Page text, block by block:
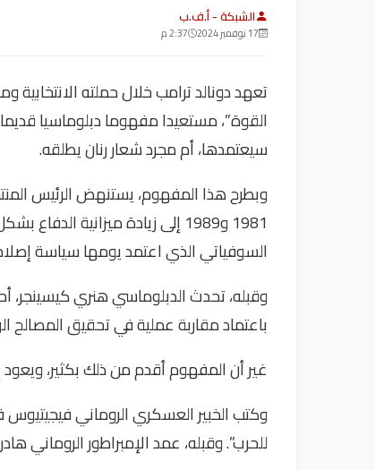
الشبكة - أ.ف.ب
17 نوفمبر 2024 2:37 م
تعهد دونالد ترامب خلال حملته
القوة”، مستعيدا مفهوما دبلوماسيا
سيعتمدها، أم مجرد شعار رنان يطلقه.
وبطرح هذا المفهوم، يستنهض الرئيس
1981 و1989 إلى زيادة ميزانية
السوفياتي الذي اعتمد يومها سياسة
وقبله، تحدث الدبلوماسي هنري كيسينجر،
باعتماد مقاربة عملية في تحقيق المصالح
غير أن المفهوم أقدم من ذلك بكثير، ويعود
وكتب الخبير العسكري الروماني فيجيتيوس
للحرب”. وقبله، عمد الإمبراطور الروماني